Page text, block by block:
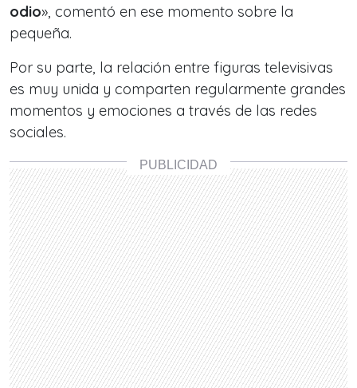
odio», comentó en ese momento sobre la
pequeña.
Por su parte, la relación entre figuras televisivas
es muy unida y comparten regularmente grandes
momentos y emociones a través de las redes
sociales.